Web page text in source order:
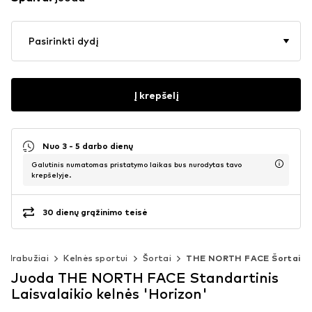
Pasirinkti dydį
Į krepšelį
Nuo 3 - 5 darbo dienų
Galutinis numatomas pristatymo laikas bus nurodytas tavo
krepšelyje.
30 dienų grąžinimo teisė
drabužiai Kelnės sportui Šortai THE NORTH FACE Šortai
Juoda THE NORTH FACE Standartinis
Laisvalaikio kelnės 'Horizon'